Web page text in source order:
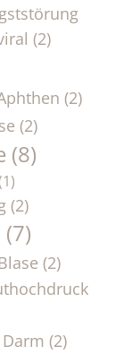
(2)
(2)
(2)
(8)
(2)
(7)
(2)
Darm (2)